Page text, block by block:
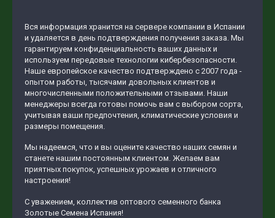
Вся информация хранится на сервере компании в Испании
и удаляется в день подтверждения получения заказа. Мы
гарантируем конфиденциальность ваших данных и
используем передовые технологии кибербезопасности.
Наше европейское качество подтверждено с 2007 года -
опытом работы, тысячами довольных клиентов и
многочисленными положительными отзывами. Наши
менеджеры всегда готовы помочь вам с выбором сорта,
учитывая ваши предпочтения, климатические условия и
размеры помещения.
Мы надеемся, что и вы оцените качество наших семян и
станете нашим постоянным клиентом. Желаем вам
приятных покупок, успешных урожаев и отличного
настроения!
С уважением, коллектив оптового семенного банка
Золотые Семена Испания!